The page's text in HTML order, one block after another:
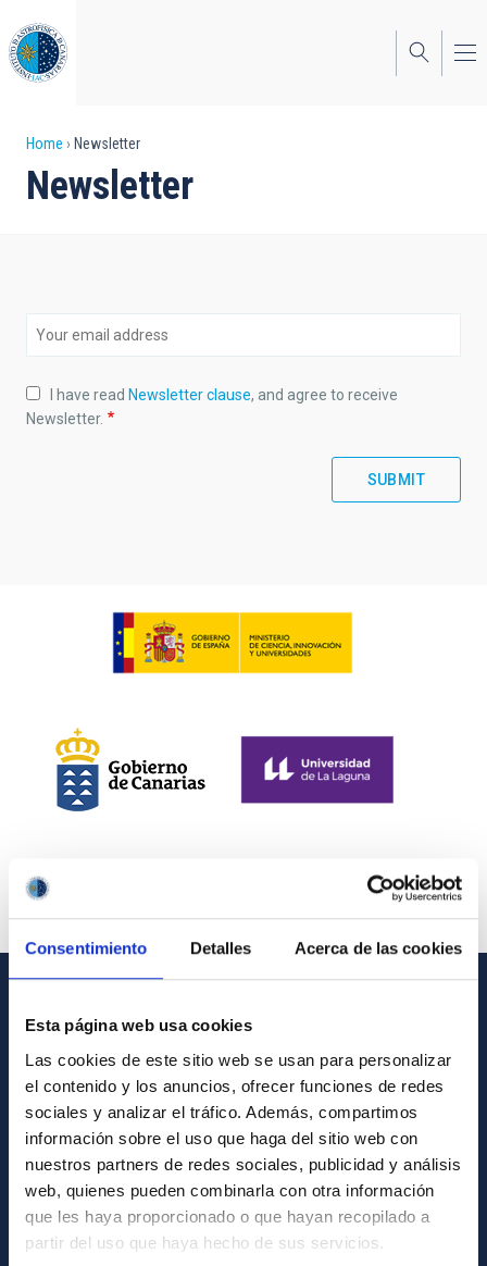
Consentimiento Detalles Acerca de las cookies
Esta página web usa cookies
Las cookies de este sitio web se usan para personalizar
el contenido y los anuncios, ofrecer funciones de redes
sociales y analizar el tráfico. Además, compartimos
información sobre el uso que haga del sitio web con
nuestros partners de redes sociales, publicidad y análisis
web, quienes pueden combinarla con otra información
que les haya proporcionado o que hayan recopilado a
partir del uso que haya hecho de sus servicios.
to
main
content
Breadcrumb
Home Newsletter
Newsletter
I have read Newsletter clause, and agree to receive
Newsletter.
GENERAL INFORMATION
Contact
How to get to the IAC
List of personnel
Library
General register